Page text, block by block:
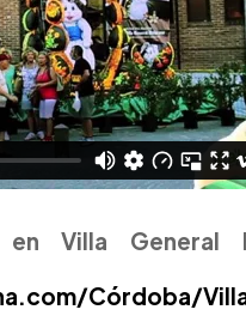
Villa General
Córdoba/